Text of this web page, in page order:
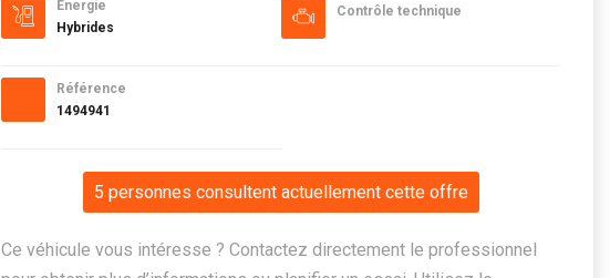
Energie
Hybrides
Référence
1494941
Contrôle technique
5 personnes consultent actuellement cette offre
Ce véhicule vous intéresse ? Contactez directement le professionnel